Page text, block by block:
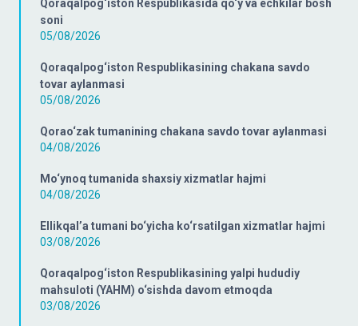
Qoraqalpog‘iston Respublikasida qo‘y va echkilar bosh
soni
05/08/2026
Qoraqalpog‘iston Respublikasining chakana savdo
tovar aylanmasi
05/08/2026
Qorao‘zak tumanining chakana savdo tovar aylanmasi
04/08/2026
Mo‘ynoq tumanida shaxsiy xizmatlar hajmi
04/08/2026
Ellikqal’a tumani bo‘yicha ko‘rsatilgan xizmatlar hajmi
03/08/2026
Qoraqalpog‘iston Respublikasining yalpi hududiy
mahsuloti (YAHM) o‘sishda davom etmoqda
03/08/2026